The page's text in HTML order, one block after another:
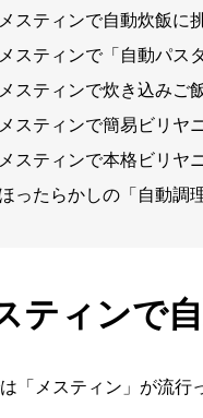
メスティンで自動炊飯に
メスティンで「自動パスタ
メスティンで炊き込みご
メスティンで簡易ビリヤ
メスティンで本格ビリヤ
ほったらかしの「自動調
ティンで
「メスティン」が流行